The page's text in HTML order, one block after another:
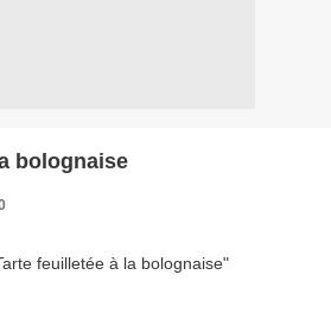
bolognaise